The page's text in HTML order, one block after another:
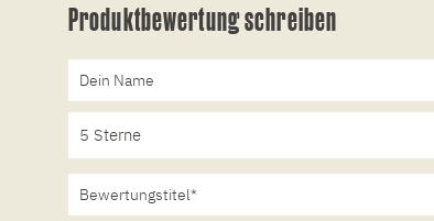
Produktbewertung schreiben